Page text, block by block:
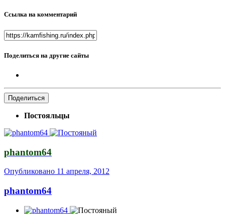
Ссылка на комментарий
Поделиться на другие сайты
Поделиться
Постояльцы
phantom64
Опубликовано 11 апреля, 2012
phantom64